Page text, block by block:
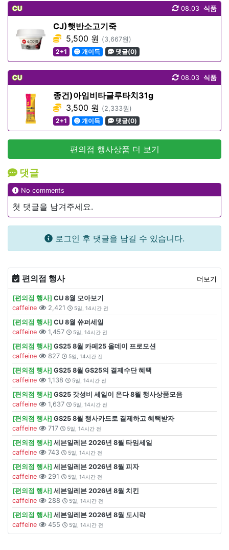
CU 식품
08.03
CJ)햇반소고기죽
5,500 원 (3,667원)
2+1
개이득 댓글(0)
CU 식품
08.03
종건)아임비타글루타치31g
3,500 원 (2,333원)
2+1
개이득 댓글(0)
편의점 행사상품 더 보기
댓글
No comments
첫 댓글을 남겨주세요.
로그인 후 댓글을 남길 수 있습니다.
편의점 행사 더보기
[편의점 행사] CU 8월 모아보기
caffeine
2,421 5일, 14시간 전
[편의점 행사] CU 8월 쓔퍼세일
caffeine
1,457 5일, 14시간 전
[편의점 행사] GS25 8월 카페25 올데이 프로모션
caffeine
827 5일, 14시간 전
[편의점 행사] GS25 8월 GS25의 결제수단 혜택
caffeine
1,138 5일, 14시간 전
[편의점 행사] GS25 갓성비 세일이 온다 8월 행사상품모음
caffeine
1,637 5일, 14시간 전
[편의점 행사] GS25 8월 행사카드로 결제하고 혜택받자
caffeine
717 5일, 14시간 전
[편의점 행사] 세븐일레븐 2026년 8월 타임세일
caffeine
743 5일, 14시간 전
[편의점 행사] 세븐일레븐 2026년 8월 피자
caffeine
291 5일, 14시간 전
[편의점 행사] 세븐일레븐 2026년 8월 치킨
caffeine
288 5일, 14시간 전
[편의점 행사] 세븐일레븐 2026년 8월 도시락
caffeine
455 5일, 14시간 전